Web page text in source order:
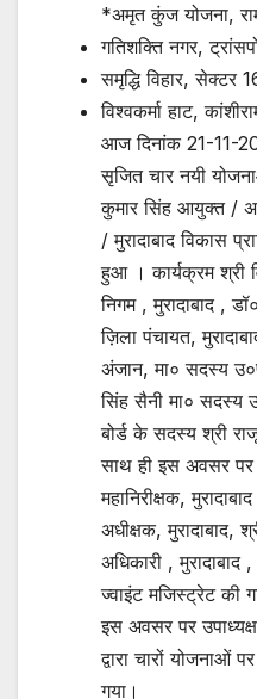
*अमृत कुंज योजना,
गतिशक्ति नगर,
समृद्धि विहार, सेक्टर
विश्वकर्मा हाट,
आज दिनांक 21-11-
सृजित चार नयी
कुमार सिंह आयुक्त /
/ मुरादाबाद विकास
हुआ । कार्यक्रम श्री
निगम , मुरादाबाद ,
ज़िला पंचायत,
अंजान, मा० सदस्य
सिंह सैनी मा० सदस्य
बोर्ड के सदस्य श्री
साथ ही इस अवसर पर
महानिरीक्षक,
अधीक्षक, मुरादाबाद,
अधिकारी ,
ज्वाइंट मजिस्ट्रेट की
इस अवसर पर
द्वारा चारों योजनाओं
गया।